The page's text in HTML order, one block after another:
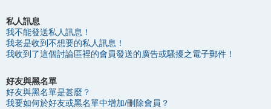
私人訊息
我不能發送私人訊息！
我老是收到不想要的私人訊息！
我收到了這個討論區裡的會員發送的廣告或騷擾之電子郵件！
好友與黑名單
好友與黑名單是甚麼？
我要如何於好友或黑名單中增加/刪除會員？